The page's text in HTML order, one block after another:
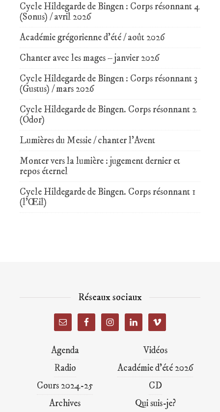
Cycle Hildegarde de Bingen : Corps résonnant 4
(Sonus) / avril 2026
Académie grégorienne d’été / août 2026
Chanter avec les mages – janvier 2026
Cycle Hildegarde de Bingen : Corps résonnant 3
(Gustus) / mars 2026
Cycle Hildegarde de Bingen. Corps résonnant 2
(Odor)
Lumières du Messie / chanter l’Avent
Monter vers la lumière : jugement dernier et
repos éternel
Cycle Hildegarde de Bingen. Corps résonnant 1
(l’Œil)
Réseaux sociaux
Agenda
Vidéos
Radio
Académie d’été 2026
Cours 2024-25
CD
Archives
Qui suis-je?